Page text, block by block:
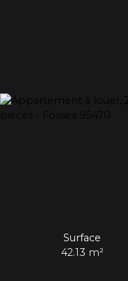
Surface
42.13 m²